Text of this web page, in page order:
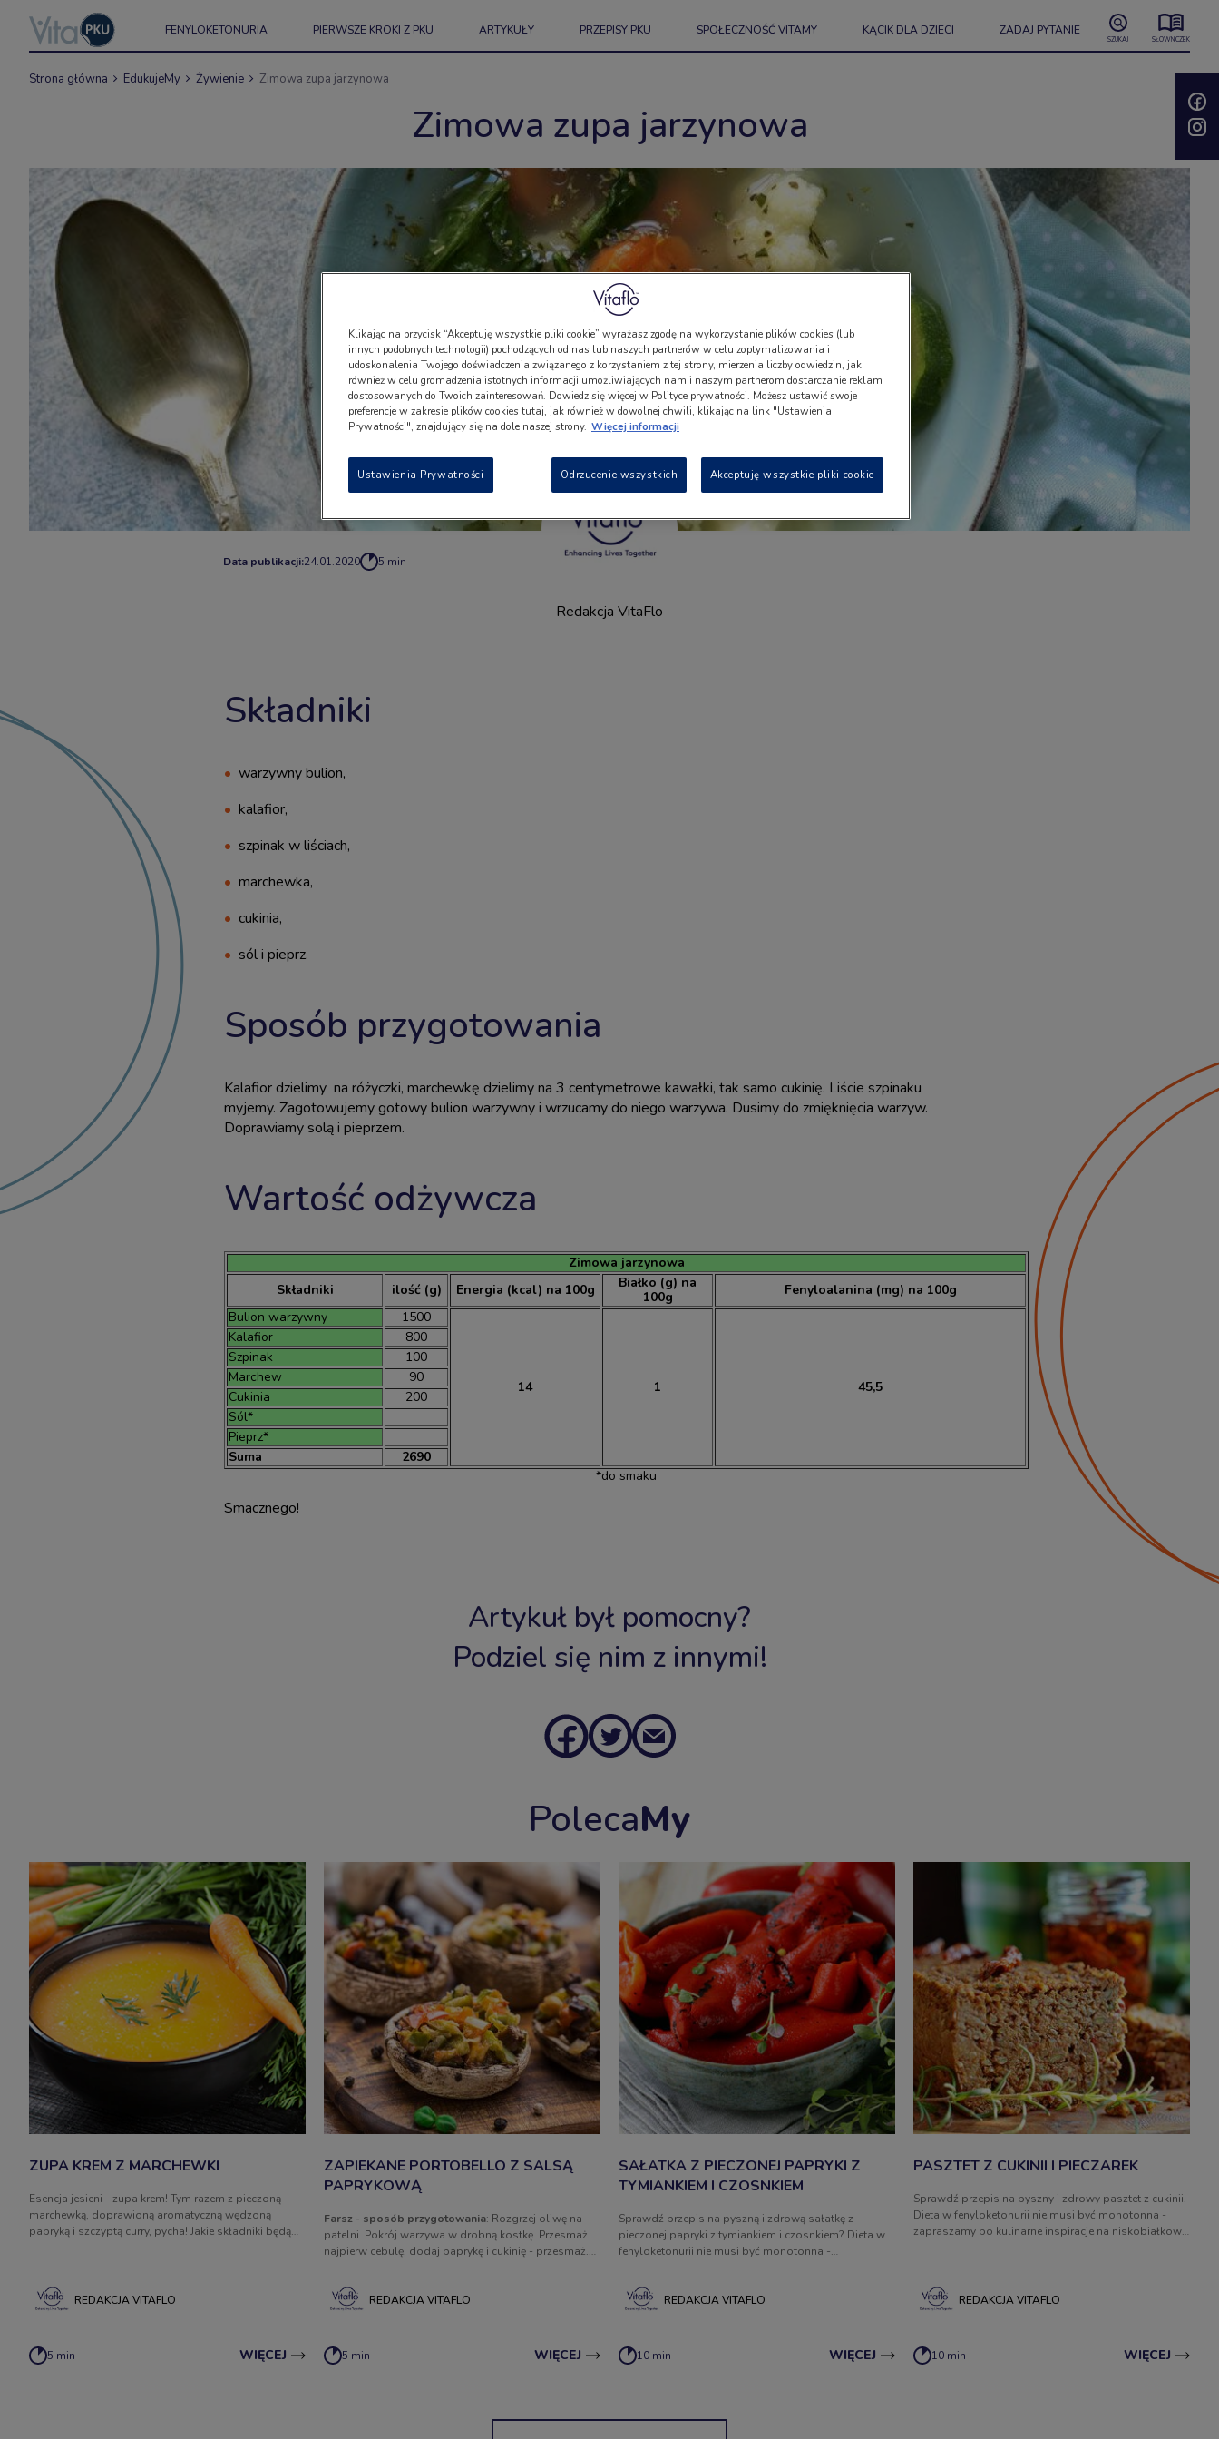
FENYLOKETONURIA PIERWSZE KROKI Z PKU ARTYKUŁY PRZEPISY PKU SPOŁECZNOŚĆ VITAMY KĄCIK DLA DZIECI ZADAJ PYTANIE
SZUKAJ SŁOWNICZEK
Strona główna EdukujeMy Żywienie Zimowa zupa jarzynowa
Zimowa zupa jarzynowa
Data publikacji:24.01.2020 5 min
Redakcja VitaFlo
Składniki
warzywny bulion,
kalafior,
szpinak w liściach,
marchewka,
cukinia,
sól i pieprz.
Sposób przygotowania
Kalafior dzielimy na różyczki, marchewkę dzielimy na 3 centymetrowe kawałki, tak samo cukinię. Liście szpinaku
myjemy. Zagotowujemy gotowy bulion warzywny i wrzucamy do niego warzywa. Dusimy do zmięknięcia warzyw.
Doprawiamy solą i pieprzem.
Wartość odżywcza
*do smaku
Zimowa jarzynowa
Składniki
ilość (g) Energia (kcal) na 100g
Białko (g) na
100g
Fenyloalanina (mg) na 100g
Bulion warzywny
1500
14 1 45,5
Kalafior
800
Szpinak
100
Marchew
90
Cukinia
200
Sól*
Pieprz*
Suma
2690
Smacznego!
Artykuł był pomocny?
Podziel się nim z innymi!
PolecaMy
ZUPA KREM Z MARCHEWKI
Esencja jesieni - zupa krem! Tym razem z pieczoną
marchewką, doprawioną aromatyczną wędzoną
papryką i szczyptą curry, pycha! Jakie składniki będą
REDAKCJA VITAFLO
5 min WIĘCEJ
ZAPIEKANE PORTOBELLO Z SALSĄ
PAPRYKOWĄ
Farsz - sposób przygotowania: Rozgrzej oliwę na
patelni. Pokrój warzywa w drobną kostkę. Przesmaż
najpierw cebulę, dodaj paprykę i cukinię - przesmaż.
nadziej pieczarki, a na wierzch pokrusz ser feta PKU.
REDAKCJA VITAFLO
5 min WIĘCEJ
SAŁATKA Z PIECZONEJ PAPRYKI Z
TYMIANKIEM I CZOSNKIEM
Sprawdź przepis na pyszną i zdrową sałatkę z
pieczonej papryki z tymiankiem i czosnkiem? Dieta w
fenyloketonurii nie musi być monotonna -
REDAKCJA VITAFLO
10 min WIĘCEJ
PASZTET Z CUKINII I PIECZAREK
Sprawdź przepis na pyszny i zdrowy pasztet z cukinii.
Dieta w fenyloketonurii nie musi być monotonna -
zapraszamy po kulinarne inspiracje na niskobiałkowe
REDAKCJA VITAFLO
10 min WIĘCEJ
Klikając na przycisk “Akceptuję wszystkie pliki cookie” wyrażasz zgodę na wykorzystanie plików cookies (lub
innych podobnych technologii) pochodzących od nas lub naszych partnerów w celu zoptymalizowania i
udoskonalenia Twojego doświadczenia związanego z korzystaniem z tej strony, mierzenia liczby odwiedzin, jak
również w celu gromadzenia istotnych informacji umożliwiających nam i naszym partnerom dostarczanie reklam
dostosowanych do Twoich zainteresowań. Dowiedz się więcej w Polityce prywatności. Możesz ustawić swoje
preferencje w zakresie plików cookies tutaj, jak również w dowolnej chwili, klikając na link "Ustawienia
Prywatności", znajdujący się na dole naszej strony. Więcej informacji
Ustawienia Prywatności Odrzucenie wszystkich Akceptuję wszystkie pliki cookie